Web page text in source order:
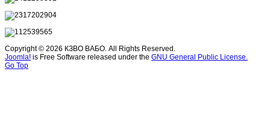
Copyright © 2026 КЗВО ВАБО. All Rights Reserved.
Joomla! is Free Software released under the GNU General Public License.
Go Top